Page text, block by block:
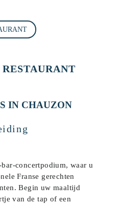
IN CHAUZON
concertpodium, waar u
Franse gerechten
Begin uw maaltijd
van de tap of een